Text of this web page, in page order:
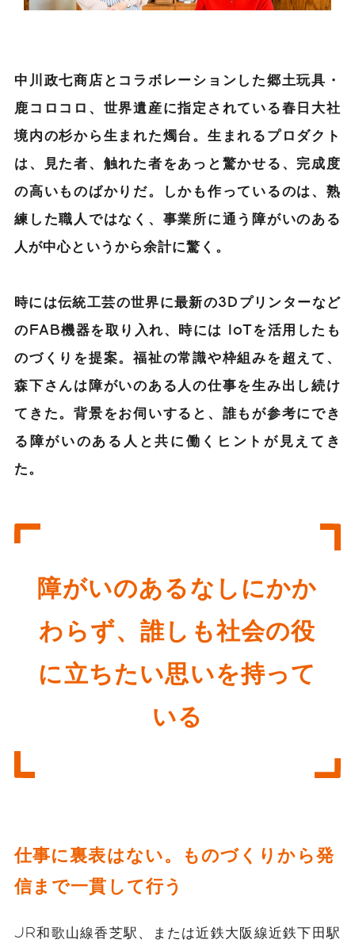
中川政七商店とコラボレーションした郷土玩具・
鹿コロコロ、世界遺産に指定されている春日大社
境内の杉から生まれた燭台。生まれるプロダクト
は、見た者、触れた者をあっと驚かせる、完成度
の高いものばかりだ。しかも作っているのは、熟
練した職人ではなく、事業所に通う障がいのある
人が中心というから余計に驚く。
時には伝統工芸の世界に最新の3Dプリンターなど
のFAB機器を取り入れ、時には IoTを活用したも
のづくりを提案。福祉の常識や枠組みを超えて、
森下さんは障がいのある人の仕事を生み出し続け
てきた。背景をお伺いすると、誰もが参考にでき
る障がいのある人と共に働くヒントが見えてき
た。
障がいのあるなしにかか
わらず、誰しも社会の役
に立ちたい思いを持って
いる
仕事に裏表はない。ものづくりから発
信まで一貫して行う
JR和歌山線香芝駅、または近鉄大阪線近鉄下田駅